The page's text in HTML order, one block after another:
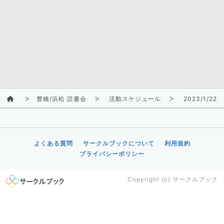
豊橋/浜松 読書会 活動スケジュール 2023/1/22(
よくある質問 サークルブックについて
利用規約
プライバシーポリシー
Copyright (c) サークルブック